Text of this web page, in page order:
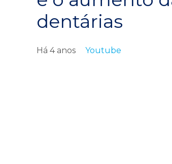
dentárias
Há 4 anos Youtube